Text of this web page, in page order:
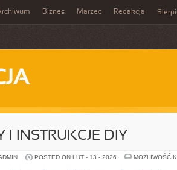
Biznes Marzec Redakcja
I INSTRUKCJE DIY
POSTED ON LUT - 13 - 2026
MOŻLIWOŚĆ